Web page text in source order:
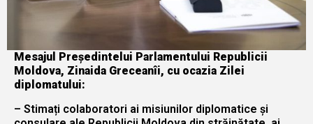
Mesajul Președintelui Parlamentului Republicii
Moldova, Zinaida Greceanîi, cu ocazia Zilei
diplomatului:
– Stimați colaboratori ai misiunilor diplomatice și